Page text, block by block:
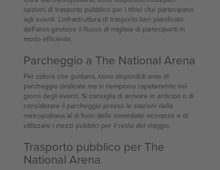
opzioni di trasporto pubblico per i tifosi che partecipano
agli eventi. L'infrastruttura di trasporto ben pianificata
dell'area gestisce il flusso di migliaia di partecipanti in
modo efficiente.
Parcheggio a The National Arena
Per coloro che guidano, sono disponibili aree di
parcheggio dedicate ma si riempiono rapidamente nei
giorni degli eventi. Si consiglia di arrivare in anticipo o di
considerare il parcheggio presso le stazioni della
metropolitana al di fuori delle immediate vicinanze e di
utilizzare i mezzi pubblici per il resto del viaggio.
Trasporto pubblico per The
National Arena